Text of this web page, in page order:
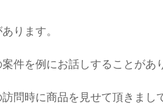
ります。
件を例にお話しすることがあ
問時に商品を見せて頂きまし